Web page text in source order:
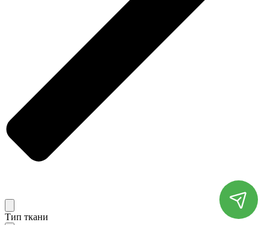
Тип ткани